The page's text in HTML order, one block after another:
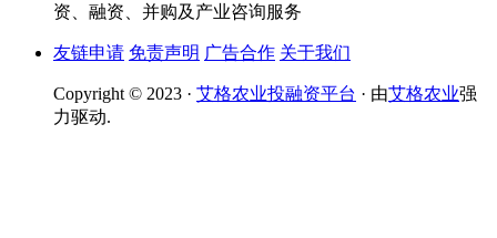
资、融资、并购及产业咨询服务
友链申请 免责声明 广告合作 关于我们
Copyright © 2023 · 艾格农业投融资平台 · 由艾格农业强
力驱动.